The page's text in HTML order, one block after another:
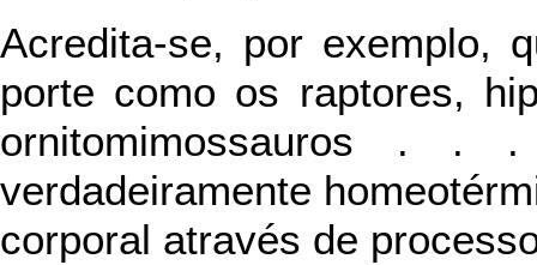
Acredita-se, por exemplo,
porte como os raptores,
ornitomimossauros . . .
verdadeiramente
corporal através de